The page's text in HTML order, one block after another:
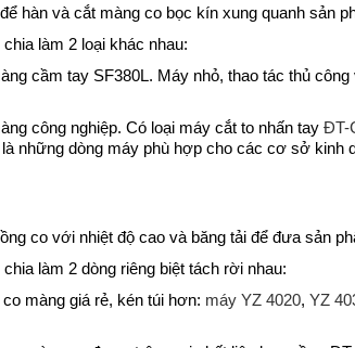
hàn và cắt màng co bọc kín xung quanh sản
làm 2 loại khác nhau:
cầm tay SF380L. Máy nhỏ, thao tác thủ
công nghiệp. Có loại máy cắt to nhấn tay ĐT-
những dòng máy phù hợp cho các cơ sở kinh
co với nhiệt độ cao và băng tải để đưa sản
làm 2 dòng riêng biệt tách rời nhau:
màng giá rẻ, kén túi hơn: máy YZ 4020, YZ